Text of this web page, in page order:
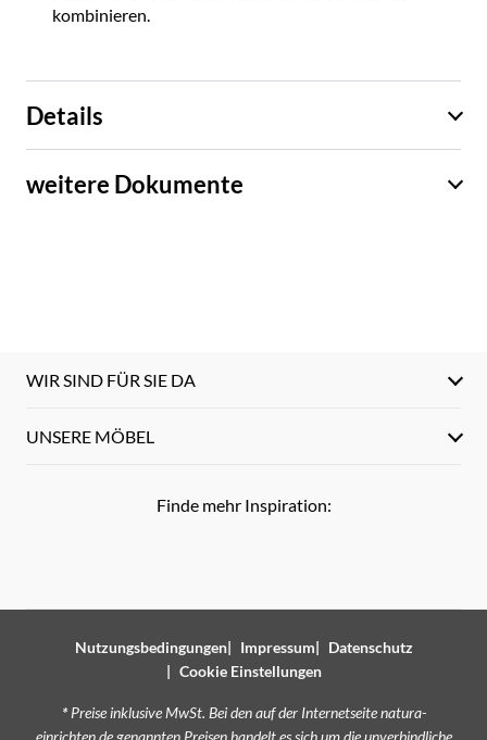
kombinieren.
Details
weitere Dokumente
WIR SIND FÜR SIE DA
UNSERE MÖBEL
Finde mehr Inspiration:
Nutzungsbedingungen Impressum
Datenschutz
Cookie Einstellungen
*Preise inklusive MwSt. Bei den auf der Internetseite natura-